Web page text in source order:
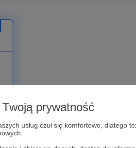
prywatność
usług czuł się komfortowo, dlatego